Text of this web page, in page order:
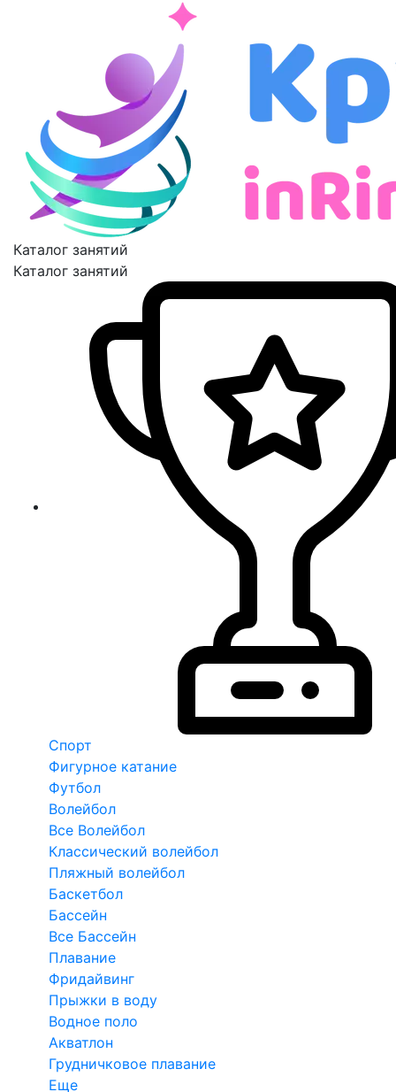
Каталог занятий
Каталог занятий
Спорт
Фигурное катание
Футбол
Волейбол
Все Волейбол
Классический волейбол
Пляжный волейбол
Баскетбол
Бассейн
Все Бассейн
Плавание
Фридайвинг
Прыжки в воду
Водное поло
Акватлон
Грудничковое плавание
Еще